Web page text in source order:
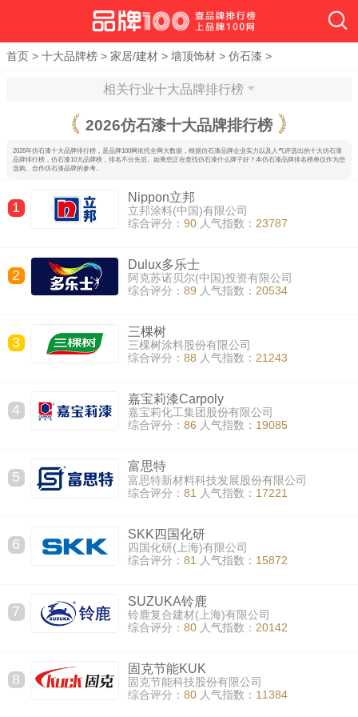
首页 > 十大品牌榜 > 家居/建材 > 墙顶饰材 > 仿石漆 >
相关行业十大品牌排行榜
2026仿石漆十大品牌排行榜
2026年仿石漆十大品牌排行榜，是品牌100网依托全网大数据，根据仿石漆品牌企业实力以及人气评选出的十大仿石漆
品牌排行榜，仿石漆10大品牌榜，排名不分先后。如果您正在查找仿石漆什么牌子好？本仿石漆品牌排名榜单仅作为您
选购、合作仿石漆品牌的参考。
1
Nippon立邦
立邦涂料(中国)有限公司
综合评分： 90 人气指数： 23787
2
Dulux多乐士
阿克苏诺贝尔(中国)投资有限公司
综合评分： 89 人气指数： 20534
3
三棵树
三棵树涂料股份有限公司
综合评分： 88 人气指数： 21243
4
嘉宝莉漆Carpoly
嘉宝莉化工集团股份有限公司
综合评分： 86 人气指数： 19085
5
富思特
富思特新材料科技发展股份有限公司
综合评分： 81 人气指数： 17221
6
SKK四国化研
四国化研(上海)有限公司
综合评分： 81 人气指数： 15872
7
SUZUKA铃鹿
铃鹿复合建材(上海)有限公司
综合评分： 80 人气指数： 20142
8
固克节能KUK
固克节能科技股份有限公司
综合评分： 80 人气指数： 11384